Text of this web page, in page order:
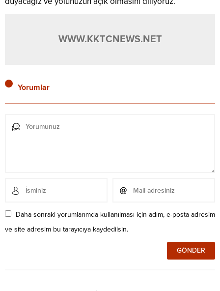
WWW.KKTCNEWS.NET
Yorumlar
Daha sonraki yorumlarımda kullanılması için adım, e-posta adresim
ve site adresim bu tarayıcıya kaydedilsin.